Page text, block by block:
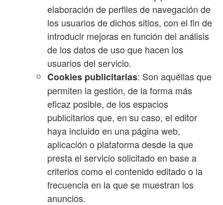
elaboración de perfiles de navegación de
los usuarios de dichos sitios, con el fin de
introducir mejoras en función del análisis
de los datos de uso que hacen los
usuarios del servicio.
Cookies publicitarias: Son aquéllas que
permiten la gestión, de la forma más
eficaz posible, de los espacios
publicitarios que, en su caso, el editor
haya incluido en una página web,
aplicación o plataforma desde la que
presta el servicio solicitado en base a
criterios como el contenido editado o la
frecuencia en la que se muestran los
anuncios.